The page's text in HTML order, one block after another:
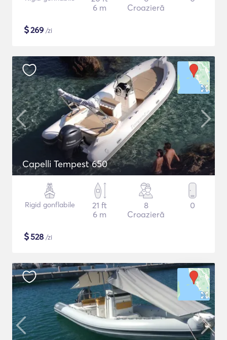
6 m
Croazieră
$269 /zi
Capelli Tempest 650
Rigid gonflabile
21 ft
6 m
8
Croazieră
0
$528 /zi